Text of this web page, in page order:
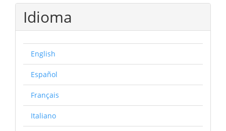
Idioma
English
Español
Français
Italiano